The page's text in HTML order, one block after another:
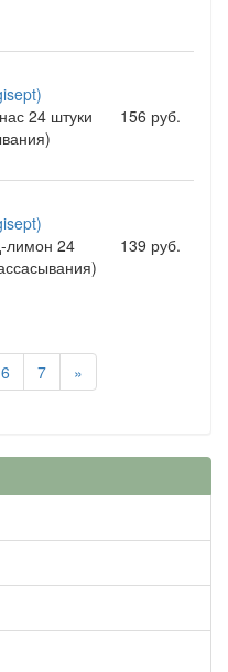
24 штуки
156 руб.
лимон 24
139 руб.
6 7 »